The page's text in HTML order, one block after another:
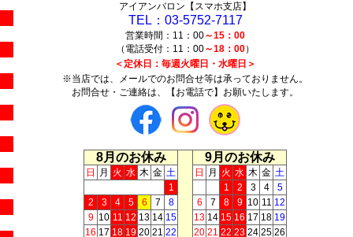
アイアンバロン【スマホ支店】
TEL：03-5752-7117
営業時間：11：00～15：00
（電話受付：11：00～18：00）
＜定休日：毎週火曜日・水曜日＞
※当店では、メールでのお問合せ等は承っておりません。
お問合せ・ご連絡は、【お電話で】お願いたします。
8月のお休み 9月のお休み
日 月 火 水 木 金 土 日 月 火 水 木 金 土
1
1 2 3 4
5
2
3 4 5 6 7 8 6 7 8 9 10 11 12
9 10 11 12 13 14 15 13 14 15 16 17 18 19
16 17 18 19 20 21 22 20 21 22 23 24 25 26